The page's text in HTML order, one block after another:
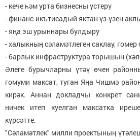
- кече һәм урта бизнесны үстерү
- финанс-икътисадый яктан үз-үзен
- яңа эш урыннары булдыру
- халыкның сәламәтлеген саклау,
- барлык инфраструктура торышын
Әлеге бурычларны үтәү өчен
гомуми максат, туган Яңа Чишмә
кирәк. Аннан докладчы конкрет
ничек итеп куелган максатка
күрсәтте.
"Сәламәтлек" милли проектының